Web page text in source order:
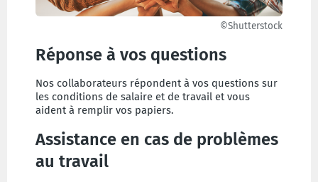
©Shutterstock
Réponse à vos questions
Nos collaborateurs répondent à vos questions sur
les conditions de salaire et de travail et vous
aident à remplir vos papiers.
Assistance en cas de problèmes
au travail